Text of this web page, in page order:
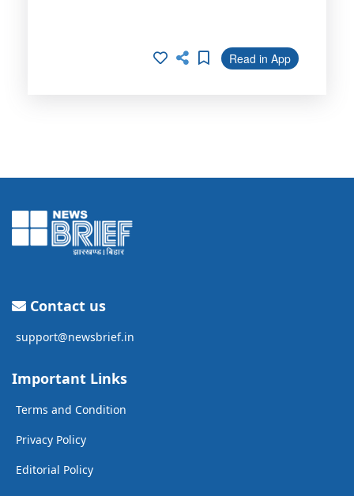
Read in App
Contact us
support@newsbrief.in
Important Links
Terms and Condition
Privacy Policy
Editorial Policy